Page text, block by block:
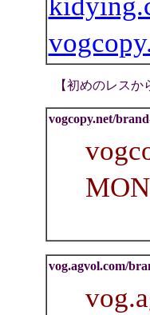
【初めのレスか
vogcopy.net/
vog.agvol.com/